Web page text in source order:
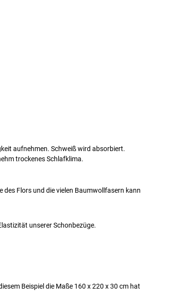
aufnehmen. Schweiß wird absorbiert.
trockenes Schlafklima.
des Flors und die vielen Baumwollfasern kann
unserer Schonbezüge.
Beispiel die Maße 160 x 220 x 30 cm hat